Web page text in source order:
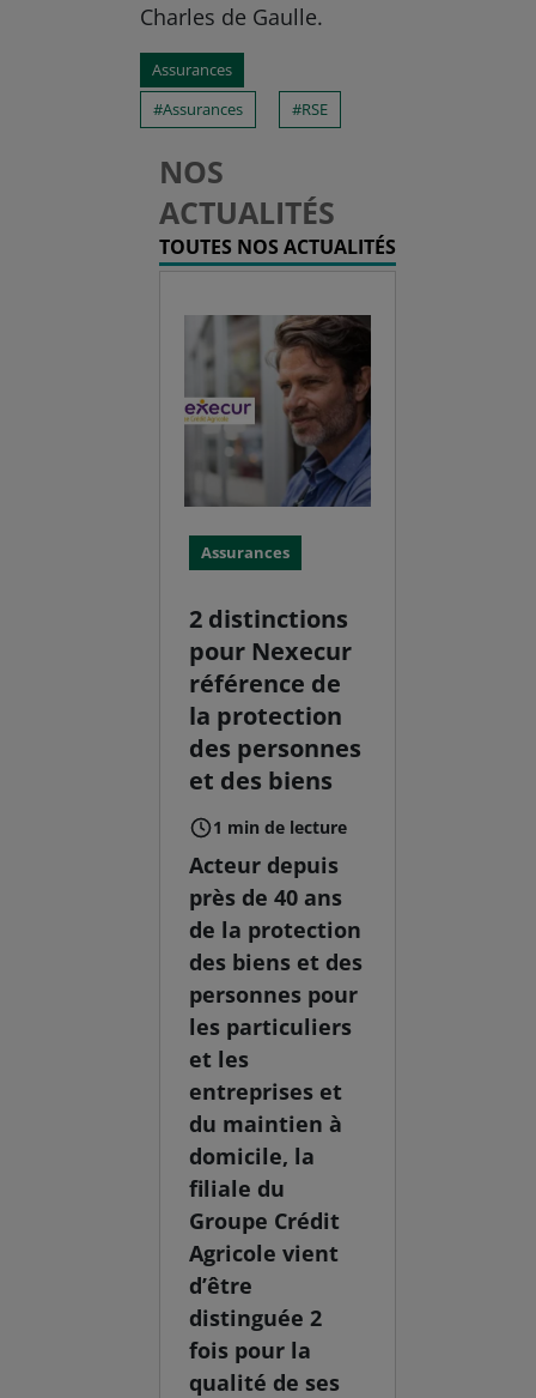
Charles de Gaulle.
Assurances
Assurances
RSE
NOS
ACTUALITÉS
TOUTES NOS ACTUALITÉS
Assurances
2 distinctions
pour Nexecur
référence de
la protection
des personnes
et des biens
1 min de lecture
Acteur depuis
près de 40 ans
de la protection
des biens et des
personnes pour
les particuliers
et les
entreprises et
du maintien à
domicile, la
filiale du
Groupe Crédit
Agricole vient
d’être
distinguée 2
fois pour la
qualité de ses